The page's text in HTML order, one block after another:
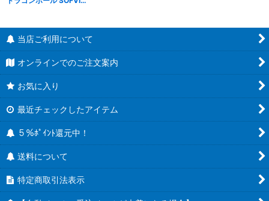
当店ご利用について
オンラインでのご注文案内
お気に入り
最近チェックしたアイテム
５％ﾎﾟｲﾝﾄ還元中！
送料について
特定商取引法表示